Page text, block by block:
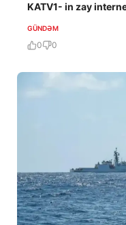
KATV1- in zay
GÜNDƏM
0 0